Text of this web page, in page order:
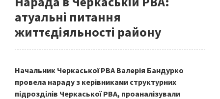
атуальні питання
життєдіяльності району
Начальник Черкаської РВА Валерія Бандурко
провела нараду з керівниками структурних
підрозділів Черкаської РВА, проаналізували